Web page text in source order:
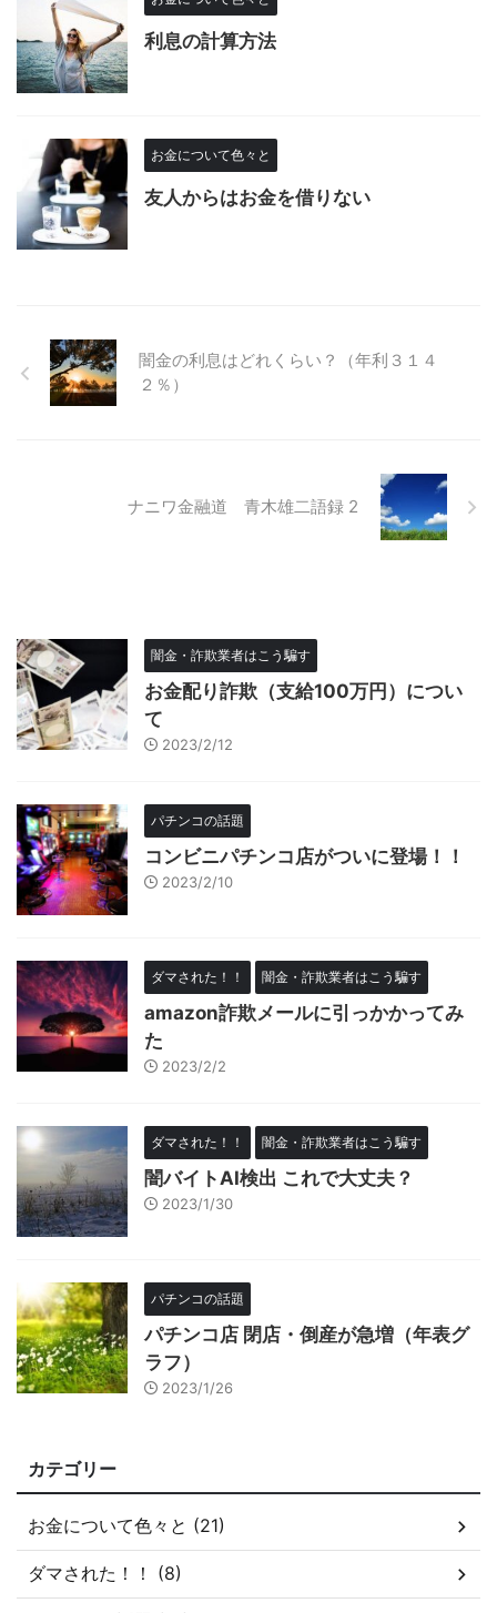
利息の計算方法
お金について色々と
友人からはお金を借りない
闇金の利息はどれくらい？（年利３１４
２％）
ナニワ金融道 青木雄二語録 2
闇金・詐欺業者はこう騙す
お金配り詐欺（支給100万円）につい
て
2023/2/12
パチンコの話題
コンビニパチンコ店がついに登場！！
2023/2/10
ダマされた！！ 闇金・詐欺業者はこう騙す
amazon詐欺メールに引っかかってみ
た
2023/2/2
ダマされた！！ 闇金・詐欺業者はこう騙す
闇バイトAI検出 これで大丈夫？
2023/1/30
パチンコの話題
パチンコ店 閉店・倒産が急増（年表グ
ラフ）
2023/1/26
カテゴリー
お金について色々と (21)
ダマされた！！ (8)